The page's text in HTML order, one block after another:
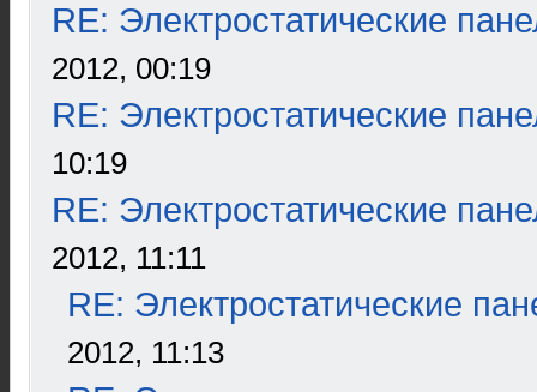
RE: Электростатические
2012, 00:19
RE: Электростатические
10:19
RE: Электростатические
2012, 11:11
RE: Электростатические
2012, 11:13